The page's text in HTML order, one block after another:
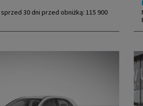
30 dni przed obniżką: 115 900